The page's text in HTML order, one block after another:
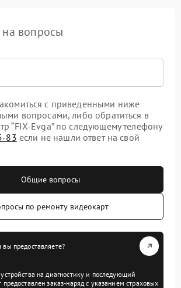
на вопросы
с приведенными ниже
вопросами, либо обратиться в
“FIX-Evga” по следующему телефону
83 если не нашли ответ на свой
Общие вопросы
по ремонту видеокарт
предоставляете?
на диагностику и последующий
заказ-наряд с указанием страховых